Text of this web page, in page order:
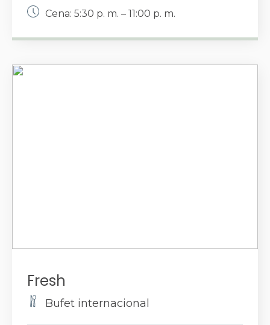
Cena: 5:30 p. m. – 11:00 p. m.
Fresh
Bufet internacional